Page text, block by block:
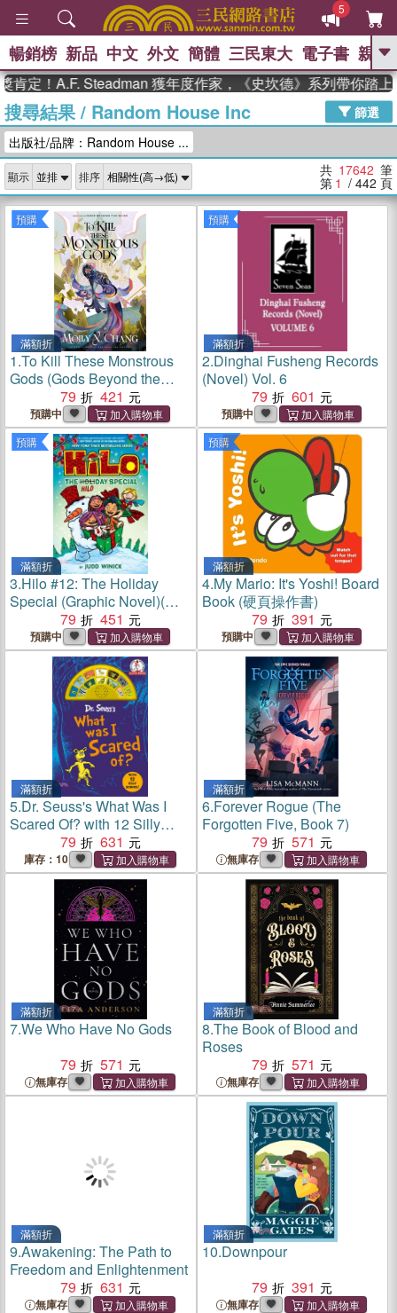
5
GO
熱搜： 東野圭吾 高希均教授回憶錄
、 The Odyssey 、 父親節 、 如果歷
史是一群喵
獎 臺灣漫遊錄 、 方念華 、 台灣的李
登輝時代
數學女孩：黎曼猜想 、
偉大的迷走神經
暢銷榜 新品 中文 外文 簡體 三民東大 電子書 親子
A.F. Steadman 獲年度作家，《史坎德》系列帶你踏上熱血
搜尋結果/ Random House Inc
篩選
出版社/品牌：Random House ...
顯示 排序 共 17642 筆
第 1 / 442 頁
預購
滿額折
1.To Kill These Monstrous
Gods (Gods Beyond the
Skies #2)79 421
預購中
預購
滿額折
2.Dinghai Fusheng Records
(Novel) Vol. 6
79
601
預購中
預購
滿額折
3.Hilo #12: The Holiday
Special (Graphic Novel)(精
79 451
預購中
預購
滿額折
4.My Mario: It's Yoshi! Board
Book (硬頁操作書)
79
391
預購中
滿額折
5.Dr. Seuss's What Was I
Scared Of? with 12 Silly
Sounds!: An Interactive
Read and Listen Book
79 631
庫存：10
滿額折
6.Forever Rogue (The
Forgotten Five, Book 7)
79
571
無庫存
滿額折
7.We Who Have No Gods
79
571
無庫存
滿額折
8.The Book of Blood and
Roses
79
571
無庫存
滿額折
9.Awakening: The Path to
Freedom and Enlightenment
79
631
無庫存
滿額折
10.Downpour
79
391
無庫存